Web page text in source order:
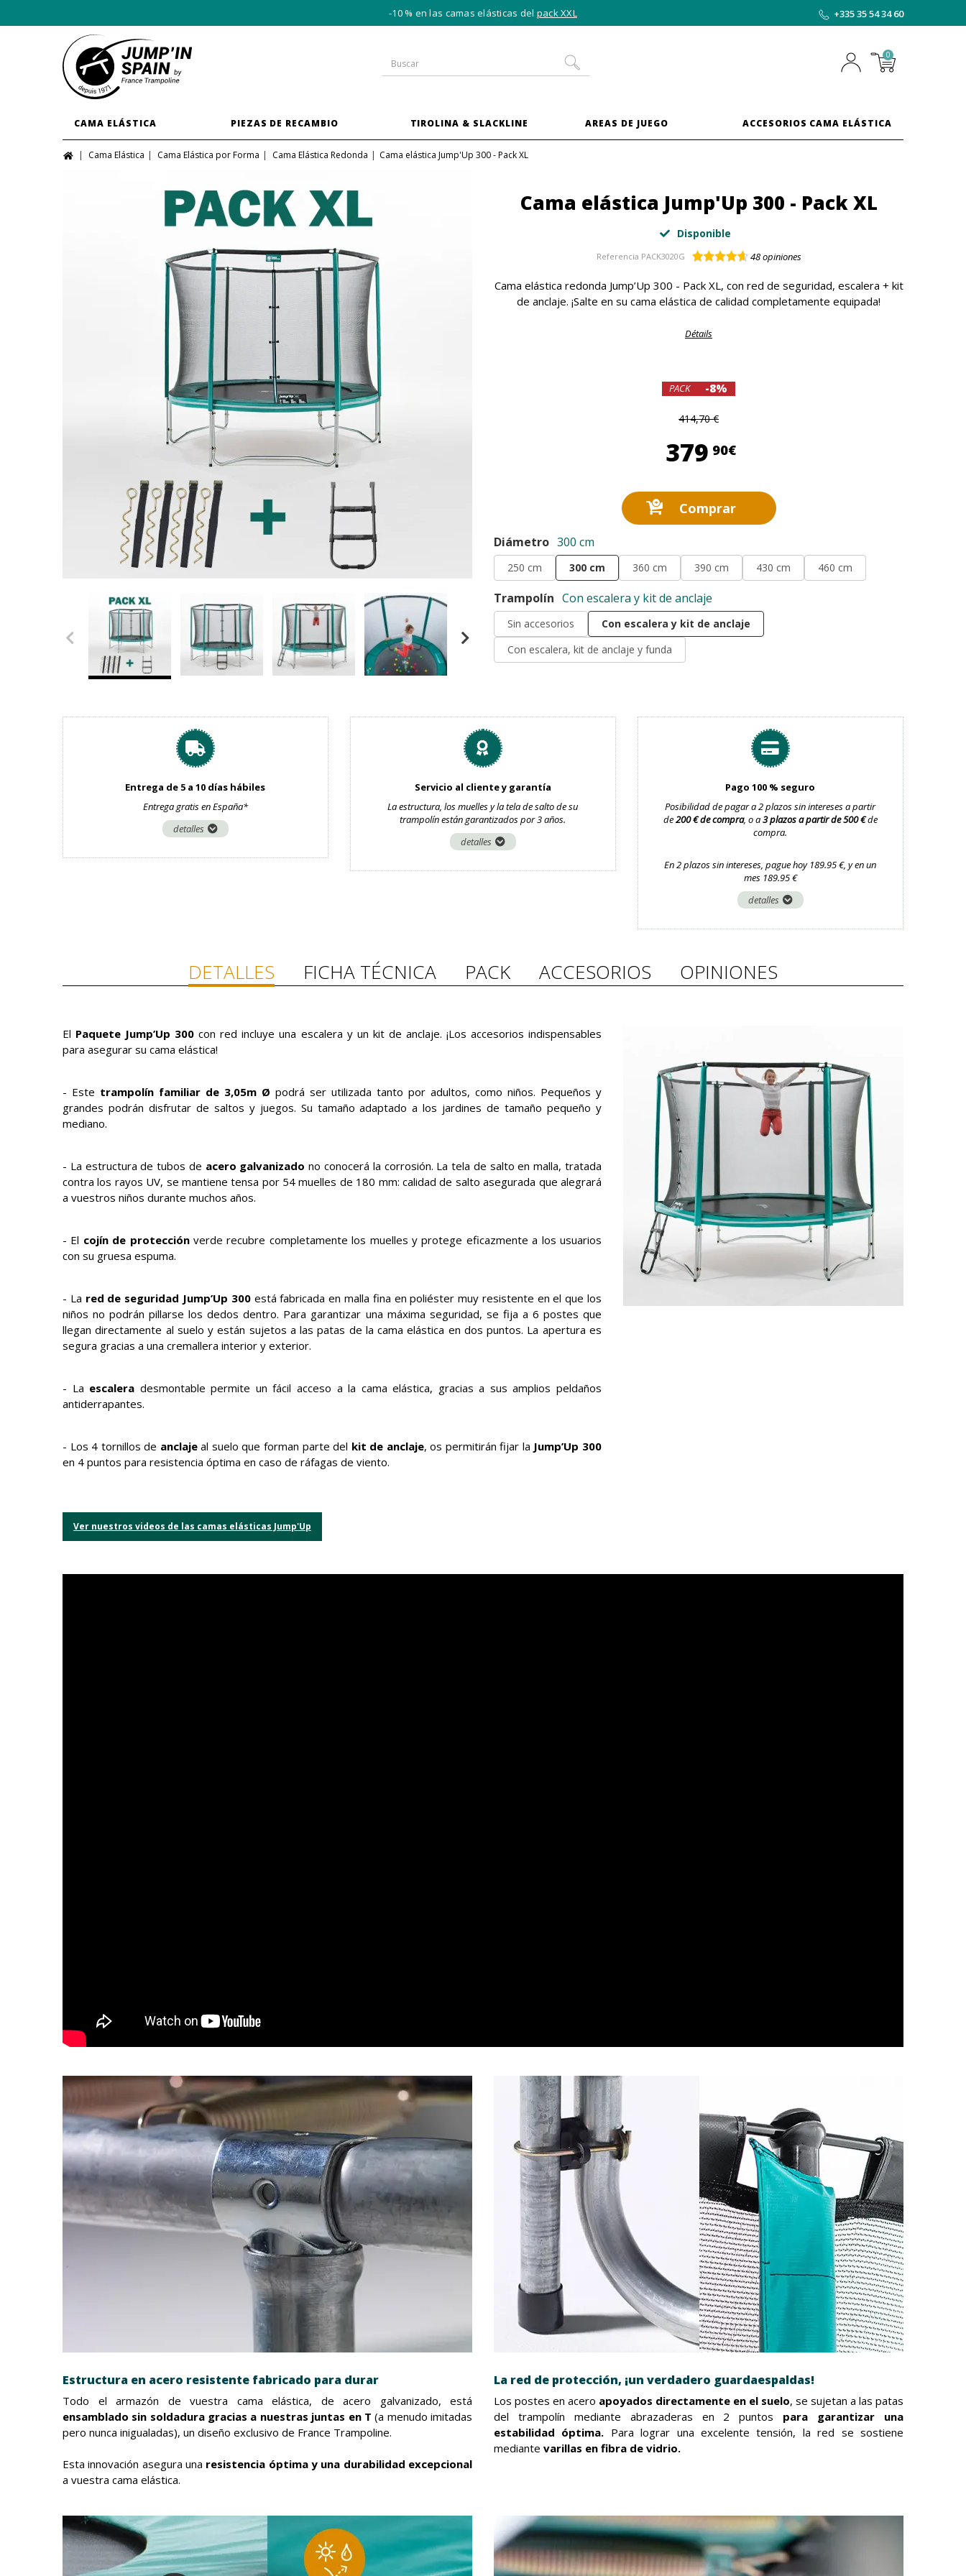
-10 % en las camas elásticas del pack XXL +335 35 54 34 60
0
CAMA ELÁSTICA PIEZAS DE RECAMBIO TIROLINA & SLACKLINE AREAS DE JUEGO ACCESORIOS CAMA ELÁSTICA
Cama Elástica Cama Elástica por Forma Cama Elástica Redonda Cama elástica Jump'Up 300 - Pack XL
Cama elástica Jump'Up 300 - Pack XL
Disponible
Referencia PACK3020G 48opiniones
Cama elástica redonda Jump’Up 300 - Pack XL, con red de seguridad, escalera + kit
de anclaje. ¡Salte en su cama elástica de calidad completamente equipada!
Détails
PACK -8%
414,70 €
379 90€379,90 €
Comprar
Diámetro 300 cm
250 cm 300 cm 360 cm 390 cm 430 cm 460 cm
Trampolín Con escalera y kit de anclaje
Sin accesorios
Con escalera y kit de anclaje
Con escalera, kit de anclaje y funda
Entrega de 5 a 10 días hábiles
Entrega gratis en España*
detalles
Servicio al cliente y garantía
La estructura, los muelles y la tela de salto de su
trampolín están garantizados por 3 años.
detalles
Pago 100 % seguro
Posibilidad de pagar a 2 plazos sin intereses a partir
de200 € de compra, o a3 plazos a partir de 500 €de
compra.
En 2 plazos sin intereses, pague hoy 189.95 €, y en un
mes 189.95 €
detalles
DETALLES FICHA TÉCNICA PACK ACCESORIOS OPINIONES
El Paquete Jump’Up 300 con red incluye una escalera y un kit de anclaje. ¡Los accesorios indispensables
para asegurar su cama elástica!
- Este trampolín familiar de 3,05m Ø podrá ser utilizada tanto por adultos, como niños. Pequeños y
grandes podrán disfrutar de saltos y juegos. Su tamaño adaptado a los jardines de tamaño pequeño y
mediano.
- La estructura de tubos de acero galvanizado no conocerá la corrosión. La tela de salto en malla, tratada
contra los rayos UV, se mantiene tensa por 54 muelles de 180 mm: calidad de salto asegurada que alegrará
a vuestros niños durante muchos años.
- El cojín de protecciónverde recubre completamente los muelles y protege eficazmente a los usuarios
con su gruesa espuma.
- La red de seguridad Jump’Up 300está fabricada en malla fina en poliéster muy resistente en el que los
niños no podrán pillarse los dedos dentro. Para garantizar una máxima seguridad, se fija a 6 postes que
llegan directamente al suelo y están sujetos a las patas de la cama elástica en dos puntos. La apertura es
segura gracias a una cremallera interior y exterior.
- La escalera desmontable permite un fácil acceso a la cama elástica, gracias a sus amplios peldaños
antiderrapantes.
- Los 4 tornillos de anclajeal suelo que forman parte del kit de anclaje, os permitirán fijar la Jump’Up 300
en 4 puntos para resistencia óptima en caso de ráfagas de viento.
Ver nuestros videos de las camas elásticas Jump'Up
Estructura en acero resistente fabricado para durar
Todo el armazón de vuestra cama elástica, de acero galvanizado, está
ensamblado sin soldadura gracias a nuestras juntas en T (a menudo imitadas
pero nunca inigualadas), un diseño exclusivo de France Trampoline.
Esta innovación asegura una resistencia óptima y una durabilidad excepcional
a vuestra cama elástica.
La red de protección, ¡un verdadero guardaespaldas!
Los postes en acero apoyados directamente en el suelo, se sujetan a las patas
del trampolín mediante abrazaderas en 2 puntos para garantizar una
estabilidad óptima. Para lograr una excelente tensión, la red se sostiene
mediante varillas en fibra de vidrio.